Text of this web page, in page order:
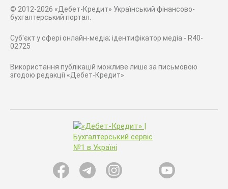
© 2012-2026 «Дебет-Кредит» Український фінансово-
бухгалтерський портал.
Суб'єкт у сфері онлайн-медіа; ідентифікатор медіа - R40-
02725
Використання публікацій можливе лише за письмовою
згодою редакції «Дебет-Кредит»